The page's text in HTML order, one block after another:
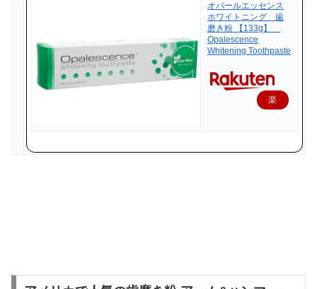
オパールエッセンス
ホワイトニング 歯
磨き粉 【133g】
Opalescence
Whitening Toothpaste
楽